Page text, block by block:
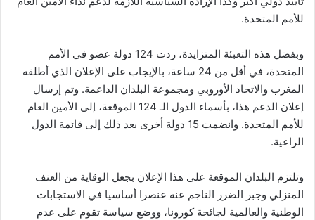
للأمم المتحدة.
وبفضل هذه التعبئة المتزايدة، ردت 124 دولة عضو في الأمم
المتحدة، في أقل من 24 ساعة، بالإيجاب على الإعلان الذي أطلقه
المغرب والاتحاد الأوروبي ومجموعة البلدان الداعمة. وتم إرسال
إعلان الدعم هذا، بأسماء الدول الـ 124 الموقعة، إلى الأمين العام
للأمم المتحدة. وانضمت 15 دولة أخرى بعد ذلك إلى قائمة الدول
الراعية.
وتلتزم البلدان الموقعة على هذا الإعلان بجعل الوقاية من العنف
المنزلي وجبر الضرر الناجم عنه عنصرا أساسيا في الاستجابات
الوطنية والعالمية لجائحة كورونا، ووضع سياسة تقوم على عدم